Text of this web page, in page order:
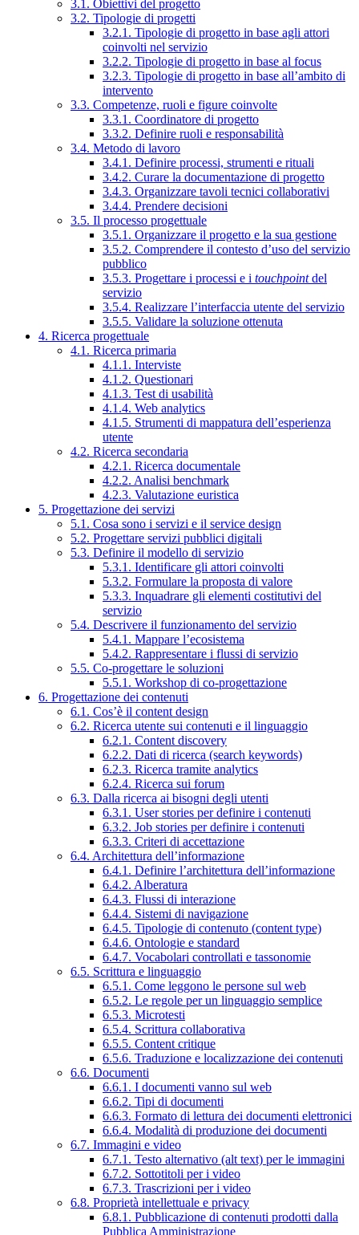
3.1. Obiettivi del progetto
3.2. Tipologie di progetti
3.2.1. Tipologie di progetto in base agli attori
coinvolti nel servizio
3.2.2. Tipologie di progetto in base al focus
3.2.3. Tipologie di progetto in base all’ambito di
intervento
3.3. Competenze, ruoli e figure coinvolte
3.3.1. Coordinatore di progetto
3.3.2. Definire ruoli e responsabilità
3.4. Metodo di lavoro
3.4.1. Definire processi, strumenti e rituali
3.4.2. Curare la documentazione di progetto
3.4.3. Organizzare tavoli tecnici collaborativi
3.4.4. Prendere decisioni
3.5. Il processo progettuale
3.5.1. Organizzare il progetto e la sua gestione
3.5.2. Comprendere il contesto d’uso del servizio
pubblico
3.5.3. Progettare i processi e i touchpointdel
servizio
3.5.4. Realizzare l’interfaccia utente del servizio
3.5.5. Validare la soluzione ottenuta
4. Ricerca progettuale
4.1. Ricerca primaria
4.1.1. Interviste
4.1.2. Questionari
4.1.3. Test di usabilità
4.1.4. Web analytics
4.1.5. Strumenti di mappatura dell’esperienza
utente
4.2. Ricerca secondaria
4.2.1. Ricerca documentale
4.2.2. Analisi benchmark
4.2.3. Valutazione euristica
5. Progettazione dei servizi
5.1. Cosa sono i servizi e il service design
5.2. Progettare servizi pubblici digitali
5.3. Definire il modello di servizio
5.3.1. Identificare gli attori coinvolti
5.3.2. Formulare la proposta di valore
5.3.3. Inquadrare gli elementi costitutivi del
servizio
5.4. Descrivere il funzionamento del servizio
5.4.1. Mappare l’ecosistema
5.4.2. Rappresentare i flussi di servizio
5.5. Co-progettare le soluzioni
5.5.1. Workshop di co-progettazione
6. Progettazione dei contenuti
6.1. Cos’è il content design
6.2. Ricerca utente sui contenuti e il linguaggio
6.2.1. Content discovery
6.2.2. Dati di ricerca (search keywords)
6.2.3. Ricerca tramite analytics
6.2.4. Ricerca sui forum
6.3. Dalla ricerca ai bisogni degli utenti
6.3.1. User stories per definire i contenuti
6.3.2. Job stories per definire i contenuti
6.3.3. Criteri di accettazione
6.4. Architettura dell’informazione
6.4.1. Definire l’architettura dell’informazione
6.4.2. Alberatura
6.4.3. Flussi di interazione
6.4.4. Sistemi di navigazione
6.4.5. Tipologie di contenuto (content type)
6.4.6. Ontologie e standard
6.4.7. Vocabolari controllati e tassonomie
6.5. Scrittura e linguaggio
6.5.1. Come leggono le persone sul web
6.5.2. Le regole per un linguaggio semplice
6.5.3. Microtesti
6.5.4. Scrittura collaborativa
6.5.5. Content critique
6.5.6. Traduzione e localizzazione dei contenuti
6.6. Documenti
6.6.1. I documenti vanno sul web
6.6.2. Tipi di documenti
6.6.3. Formato di lettura dei documenti elettronici
6.6.4. Modalità di produzione dei documenti
6.7. Immagini e video
6.7.1. Testo alternativo (alt text) per le immagini
6.7.2. Sottotitoli per i video
6.7.3. Trascrizioni per i video
6.8. Proprietà intellettuale e privacy
6.8.1. Pubblicazione di contenuti prodotti dalla
Pubblica Amministrazione